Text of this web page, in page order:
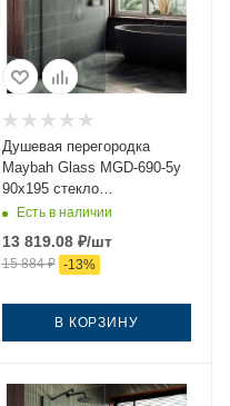
Душевая перегородка
Maybah Glass MGD-690-5у
90х195 стекло
тонированное профиль
Есть в наличии
13 819.08₽/шт
15 884₽ -13%
В КОРЗИНУ